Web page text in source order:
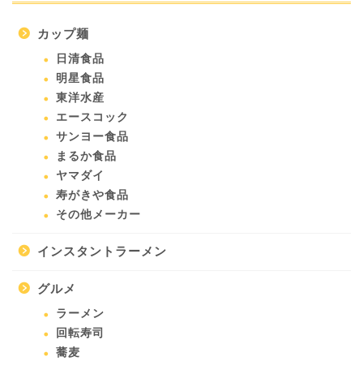
カップ麺
日清食品
明星食品
東洋水産
エースコック
サンヨー食品
まるか食品
ヤマダイ
寿がきや食品
その他メーカー
インスタントラーメン
グルメ
ラーメン
回転寿司
蕎麦